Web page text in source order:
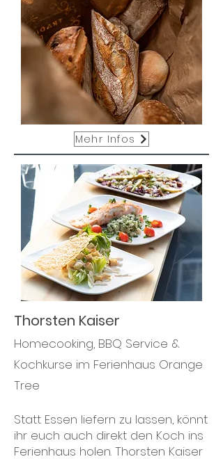
Mehr Infos
Thorsten Kaiser
Homecooking, BBQ Service &
Kochkurse im Ferienhaus Orange
Tree
Statt Essen liefern zu lassen, könnt
ihr euch auch direkt den Koch ins
Ferienhaus holen. Thorsten Kaiser